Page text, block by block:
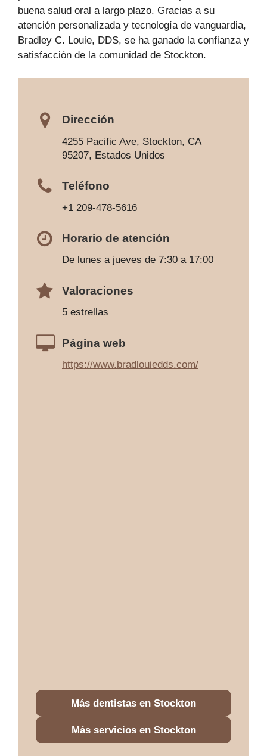
buena salud oral a largo plazo. Gracias a su
atención personalizada y tecnología de vanguardia,
Bradley C. Louie, DDS, se ha ganado la confianza y
satisfacción de la comunidad de Stockton.
Dirección
4255 Pacific Ave, Stockton, CA
95207, Estados Unidos
Teléfono
+1 209-478-5616
Horario de atención
De lunes a jueves de 7:30 a 17:00
Valoraciones
5 estrellas
Página web
https://www.bradlouiedds.com/
Más dentistas en Stockton
Más servicios en Stockton